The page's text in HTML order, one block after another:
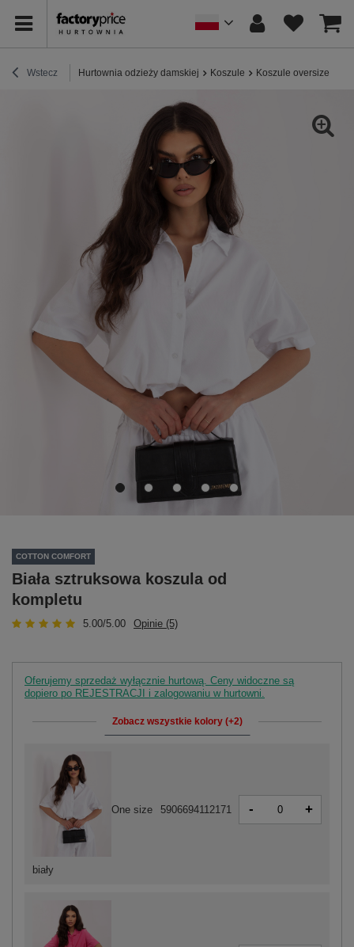
Wstecz Hurtownia odzieży damskiej Koszule Koszule oversize
COTTON COMFORT
Biała sztruksowa koszula od
kompletu
5.00/5.00 Opinie (5)
Oferujemy sprzedaż wyłącznie hurtową. Ceny widoczne są
dopiero po REJESTRACJI i zalogowaniu w hurtowni.
Zobacz wszystkie kolory (+2)
biały
One size 5906694112171 - +